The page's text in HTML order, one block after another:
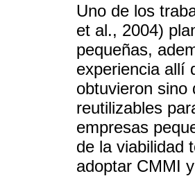
Uno de los
et al., 2004)
pequeñas,
experiencia allí
obtuvieron sino
reutilizables
empresas
de la viabilidad
adoptar CMMI